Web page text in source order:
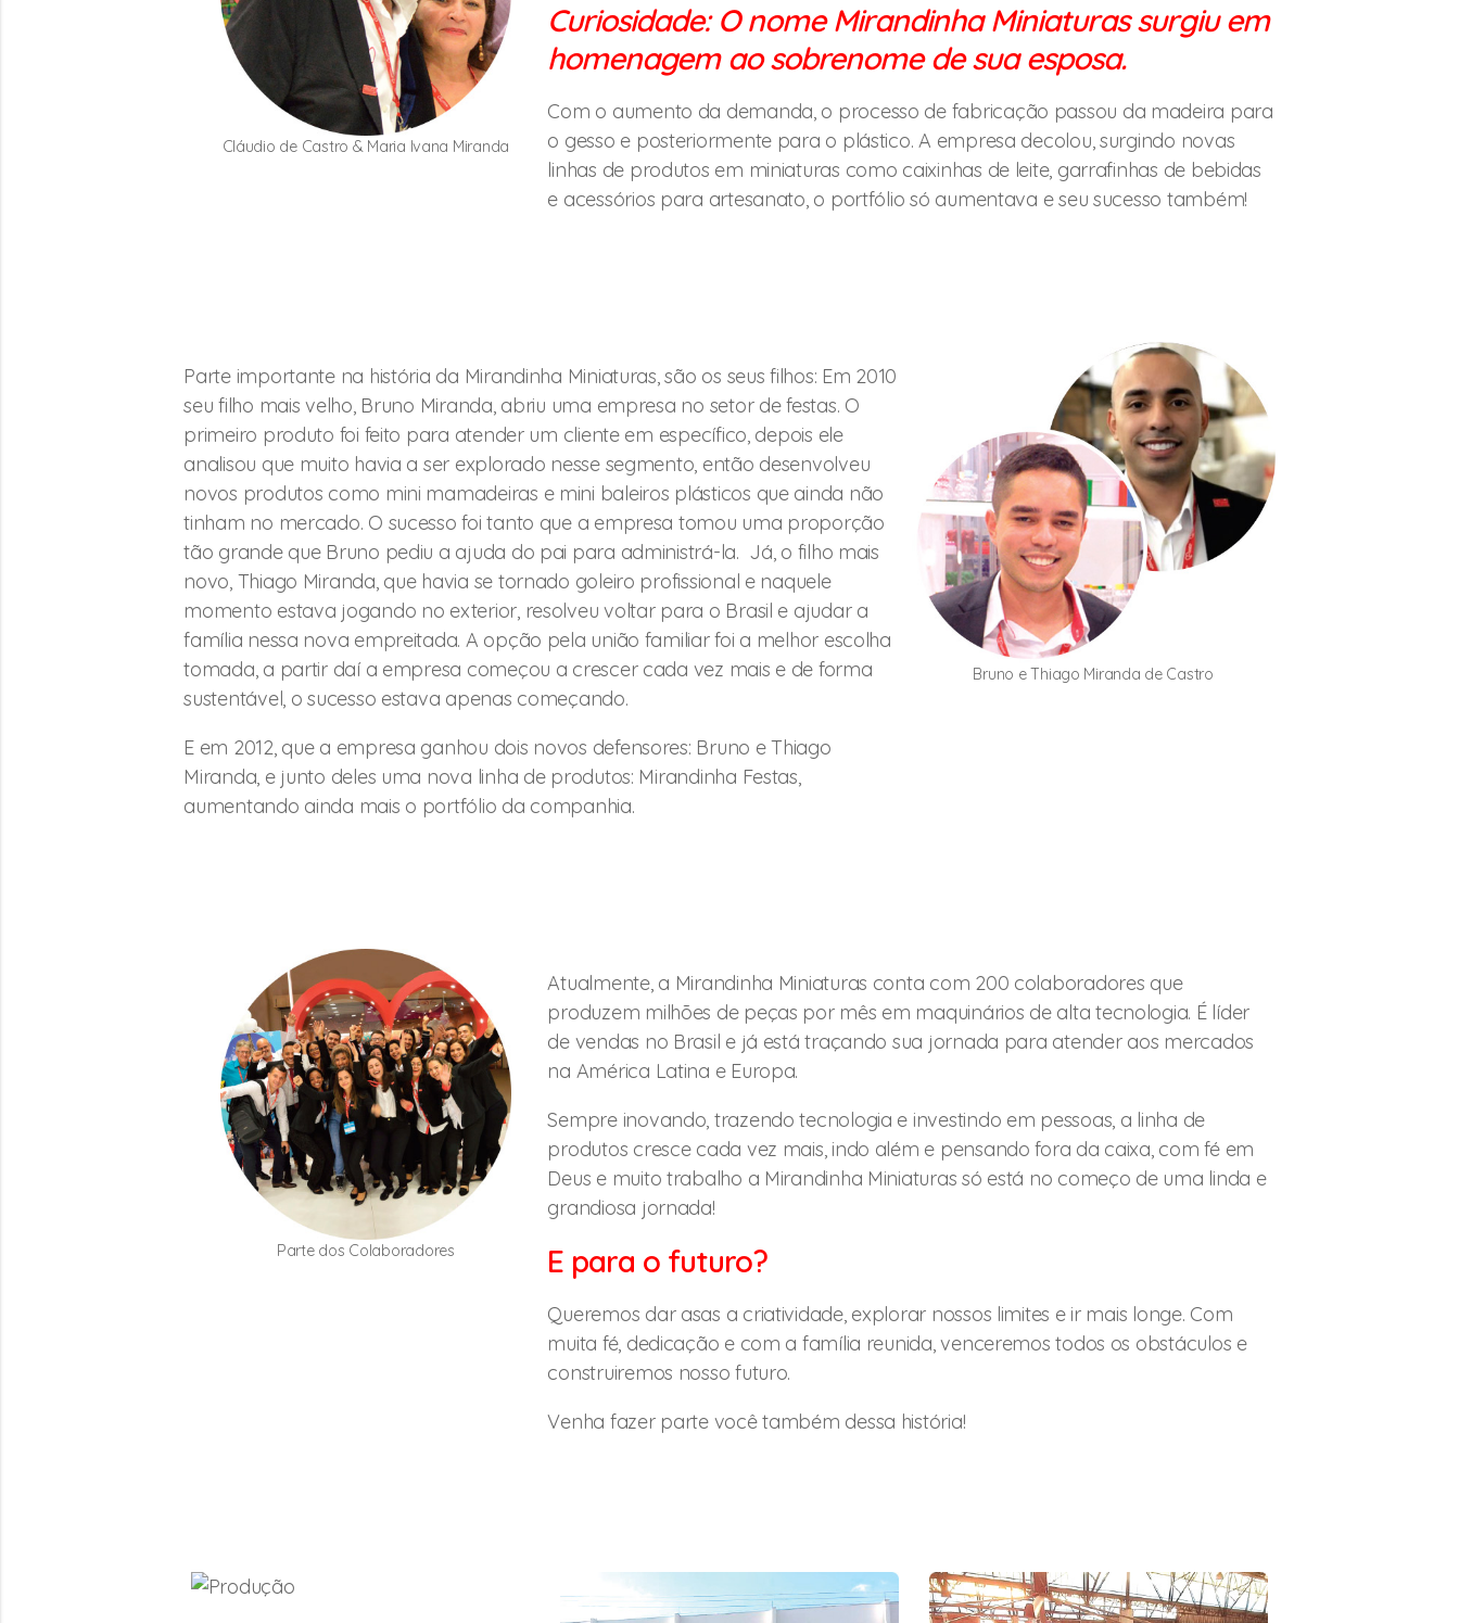
Cláudio de Castro & Maria Ivana Miranda
Curiosidade: ​O nome Mirandinha Miniaturas surgiu em
homenagem ao sobrenome de sua esposa.
Com o aumento da demanda, o processo de fabricação passou da madeira para
o gesso e posteriormente para o plástico. A empresa decolou, surgindo novas
linhas de produtos em miniaturas como caixinhas de leite, garrafinhas de bebidas
e acessórios para artesanato, o portfólio só aumentava e seu sucesso também!
Parte importante na história da Mirandinha Miniaturas, são os seus filhos: Em 2010
seu filho mais velho, Bruno Miranda, abriu uma empresa no setor de festas. O
primeiro produto foi feito para atender um cliente em específico, depois ele
analisou que muito havia a ser explorado nesse segmento, então desenvolveu
novos produtos como mini mamadeiras e mini baleiros plásticos que ainda não
tinham no mercado. O sucesso foi tanto que a empresa tomou uma proporção
tão grande que Bruno pediu a ajuda do pai para administrá-la. Já, o filho mais
novo, Thiago Miranda, que havia se tornado goleiro profissional e naquele
momento estava jogando no exterior, resolveu voltar para o Brasil e ajudar a
família nessa nova empreitada. ​A opção pela união familiar foi a melhor escolha
tomada, a partir daí a empresa começou a crescer cada vez mais e de forma
sustentável, o sucesso estava apenas começando.
E em 2012, que a empresa ganhou dois novos defensores: Bruno e Thiago
Miranda, e junto deles uma nova linha de produtos: Mirandinha Festas,
aumentando ainda mais o portfólio da companhia.
Bruno e Thiago Miranda de Castro
Parte dos Colaboradores
Atualmente, a Mirandinha Miniaturas conta com 200 colaboradores que
produzem milhões de peças por mês em maquinários de alta tecnologia. É líder
de vendas no Brasil e já está traçando sua jornada para atender aos mercados
na América Latina e Europa.
Sempre inovando, trazendo tecnologia e investindo em pessoas, a linha de
produtos cresce cada vez mais, indo além e pensando fora da caixa, com fé em
Deus e muito trabalho a Mirandinha Miniaturas só está no começo de uma linda e
grandiosa jornada!
E para o futuro?
Queremos dar asas a criatividade, explorar nossos limites e ir mais longe. Com
muita fé, dedicação e com a família reunida, venceremos todos os obstáculos e
construiremos nosso futuro.
Venha fazer parte você também dessa história!